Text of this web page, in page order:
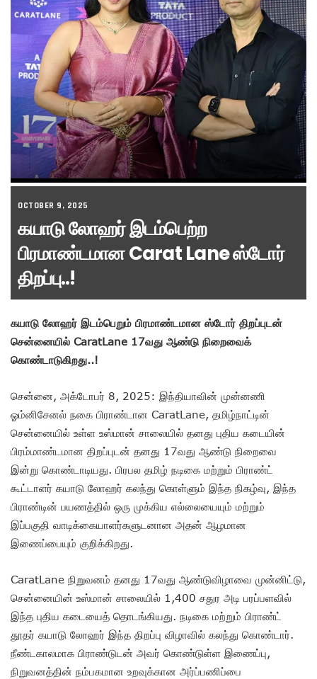
OCTOBER 9, 2025
கயாடு லோஹர் இடம்பெற்ற
பிரமாண்டமான Carat Lane ஸ்டோர்
திறப்பு..!
கயாடு லோஹர் இடம்பெறும் பிரமாண்டமான ஸ்டோர் திறப்புடன்
சென்னையில் CaratLane 17வது ஆண்டு நிறைவைக்
கொண்டாடுகிறது..!
சென்னை, அக்டோபர் 8, 2025: இந்தியாவின் முன்னணி
ஓம்னிசேனல் நகை பிராண்டான CaratLane, தமிழ்நாட்டின்
சென்னையில் உள்ள உஸ்மான் சாலையில் தனது புதிய கடையின்
பிரம்மாண்டமான திறப்புடன் தனது 17வது ஆண்டு நிறைவை
இன்று கொண்டாடியது. பிரபல தமிழ் நடிகை மற்றும் பிராண்ட்
கூட்டாளர் கயாடு லோஹர் கலந்து கொள்ளும் இந்த நிகழ்வு, இந்த
பிராண்டின் பயணத்தில் ஒரு முக்கிய எல்லையையும் மற்றும்
இப்பகுதி வாடிக்கையாளர்களுடனான அதன் ஆழமான
இணைப்பையும் குறிக்கிறது.
CaratLane நிறுவனம் தனது 17வது ஆண்டுவிழாவை முன்னிட்டு,
சென்னையின் உஸ்மான் சாலையில் 1,400 சதுர அடி பரப்பளவில்
இந்த புதிய கடையைத் தொடங்கியது. நடிகை மற்றும் பிராண்ட்
தூதர் கயாடு லோஹர் இந்த திறப்பு விழாவில் கலந்து கொண்டார்.
நீண்டகாலமாக பிராண்டுடன் அவர் கொண்டுள்ள இணைப்பு,
நிறுவனத்தின் நம்பகமான உறவுக்கான அர்ப்பணிப்பை